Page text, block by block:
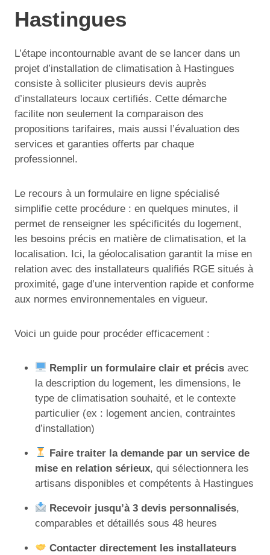
Hastingues
L’étape incontournable avant de se lancer dans un
projet d’installation de climatisation à Hastingues
consiste à solliciter plusieurs devis auprès
d’installateurs locaux certifiés. Cette démarche
facilite non seulement la comparaison des
propositions tarifaires, mais aussi l’évaluation des
services et garanties offerts par chaque
professionnel.
Le recours à un formulaire en ligne spécialisé
simplifie cette procédure : en quelques minutes, il
permet de renseigner les spécificités du logement,
les besoins précis en matière de climatisation, et la
localisation. Ici, la géolocalisation garantit la mise en
relation avec des installateurs qualifiés RGE situés à
proximité, gage d’une intervention rapide et conforme
aux normes environnementales en vigueur.
Voici un guide pour procéder efficacement :
Remplir un formulaire clair et précis avec
la description du logement, les dimensions, le
type de climatisation souhaité, et le contexte
particulier (ex : logement ancien, contraintes
d’installation)
Faire traiter la demande par un service de
mise en relation sérieux, qui sélectionnera les
artisans disponibles et compétents à Hastingues
Recevoir jusqu’à 3 devis personnalisés,
comparables et détaillés sous 48 heures
Contacter directement les installateurs